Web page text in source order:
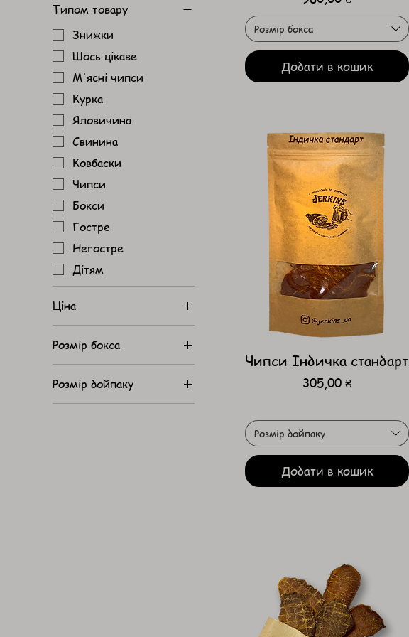
Типом товару
Знижки
Шось цікаве
М'ясні чипси
Курка
Яловичина
Свинина
Ковбаски
Чипси
Бокси
Гостре
Негостре
Дітям
Ціна
214 ₴ 980 ₴
Розмір бокса
Маленький
Середній
Розмір дойпаку
100г
Розмір бокса
Додати в кошик
Чипси Індичка стандарт
Ціна
305,00 ₴
Розмір дойпаку
Додати в кошик